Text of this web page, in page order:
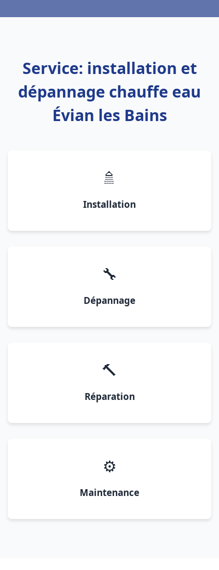
Service: installation et
dépannage chauffe eau
Évian les Bains
🚿
Installation
🔧
Dépannage
🔨
Réparation
⚙️
Maintenance